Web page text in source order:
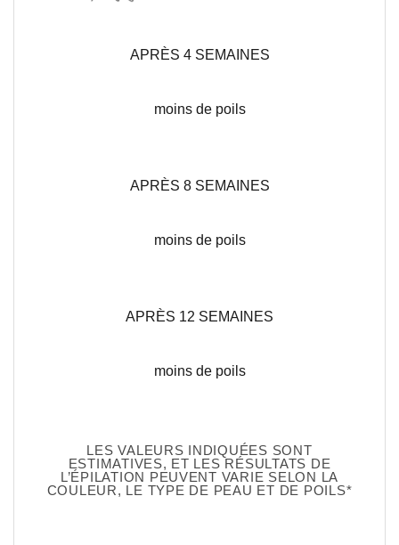
APRÈS 4 SEMAINES
moins de poils
APRÈS 8 SEMAINES
moins de poils
APRÈS 12 SEMAINES
moins de poils
LES VALEURS INDIQUÉES SONT
ESTIMATIVES, ET LES RÉSULTATS DE
L’ÉPILATION PEUVENT VARIE SELON LA
COULEUR, LE TYPE DE PEAU ET DE POILS*